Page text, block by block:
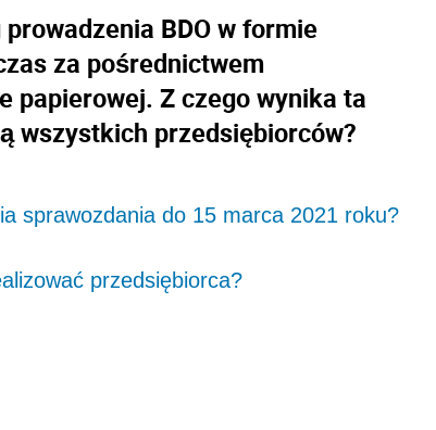
BDO w formie
za pośrednictwem
papierowej. Z czego wynika ta
wszystkich przedsiębiorców?
sprawozdania do 15 marca 2021 roku?
przedsiębiorca?